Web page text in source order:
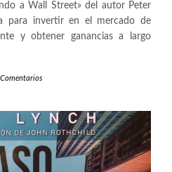
a Wall Street» del autor Peter
para invertir en el mercado de
y obtener ganancias a largo